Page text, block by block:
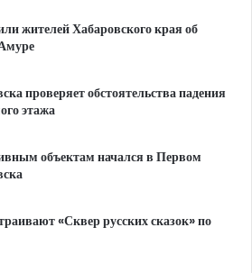
жителей Хабаровского края об
проверяет обстоятельства падения
этажа
объектам начался в Первом
«Сквер русских сказок» по